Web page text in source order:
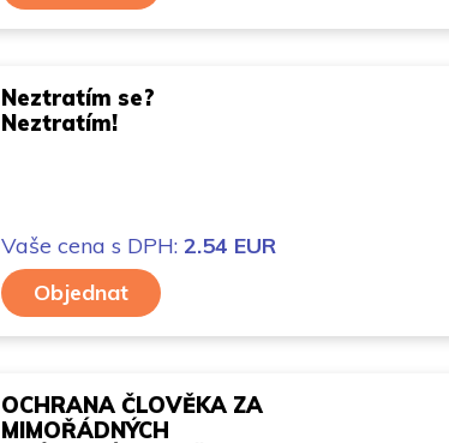
Neztratím se?
Neztratím!
Vaše cena s DPH: 2.54 EUR
Objednat
OCHRANA ČLOVĚKA ZA
MIMOŘÁDNÝCH